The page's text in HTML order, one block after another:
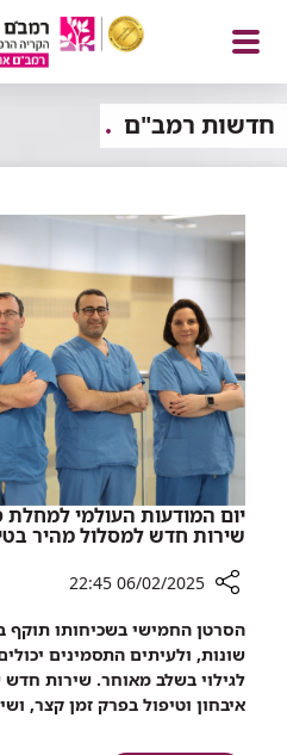
פתח
חדשות רמב"ם
יום המודעות העולמי
שירות חדש למסלול מהיר
שיתוף
יום
המודעות
העולמי
06/02/2025 22:45
הסרטן החמישי בשכיחותו תוקף
שונות, ולעיתים התסמינים
לגילוי בשלב מאוחר. שירות
איבחון וטיפול בפרק זמן קצר,